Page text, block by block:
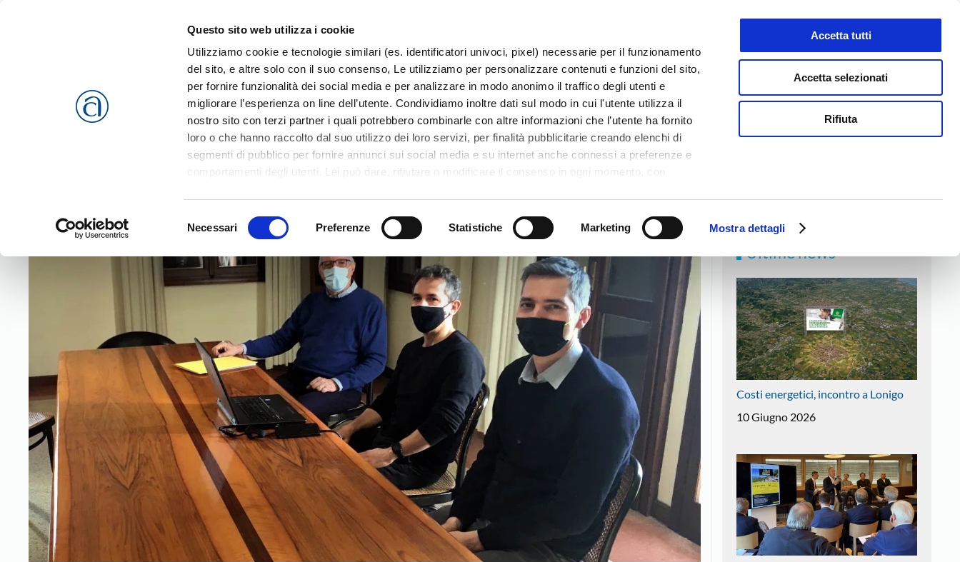
Questo sito web utilizza i cookie
Utilizziamo cookie e tecnologie similari (es. identificatori univoci, pixel) necessarie per il funzionamento
del sito, e altre solo con il suo consenso, Le utilizziamo per personalizzare contenuti e funzioni del sito,
per fornire funzionalità dei social media e per analizzare in modo anonimo il traffico degli utenti e
migliorare l’esperienza on line dell’utente. Condividiamo inoltre dati sul modo in cui l'utente utilizza il
nostro sito con terzi partner i quali potrebbero combinarle con altre informazioni che l’utente ha fornito
loro o che hanno raccolto dal suo utilizzo dei loro servizi, per finalità pubblicitarie creando elenchi di
segmenti di pubblico per fornire annunci sui social media e su internet anche connessi a preferenze e
comportamenti degli utenti. Lei può dare, rifiutare o modificare il consenso in ogni momento, con
cookies che vengono usati e sulla loro condivisione con i terzi partner può leggere la ns. Cookie Policy.
del
Necessari Preferenze Statistiche Marketing Mostra dettagli
Accetta tutti
Accetta selezionati
Rifiuta
CHI SIAMO SERVIZI TERRITORIO SISTEMI E MESTIERI PROGETTI NEWS CONTATTI
Ultime news
Costi energetici, incontro a Lonigo
10 Giugno 2026